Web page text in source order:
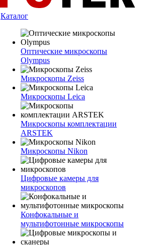
Каталог
Оптические микроскопы
Olympus
Микроскопы Zeiss
Микроскопы Leica
Микроскопы комплектации
ARSTEK
Микроскопы Nikon
Цифровые камеры для
микроскопов
Конфокальные и
мультифотонные микроскопы